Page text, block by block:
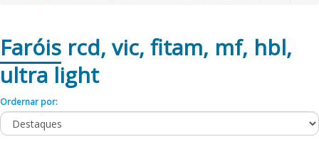
Faróis rcd, vic, fitam, mf, hbl,
ultra light
Ordernar por: